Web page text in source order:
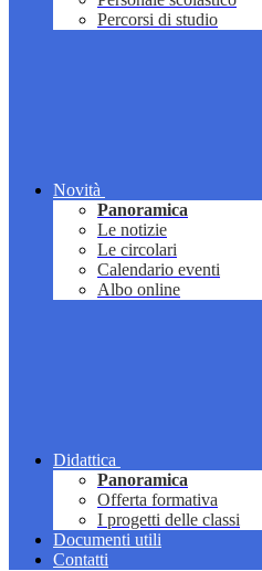
Percorsi di studio
Novità
Panoramica
Le notizie
Le circolari
Calendario eventi
Albo online
Didattica
Panoramica
Offerta formativa
I progetti delle classi
Documenti utili
Contatti